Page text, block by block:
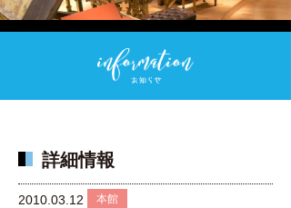
詳細情報
2010.03.12 本館